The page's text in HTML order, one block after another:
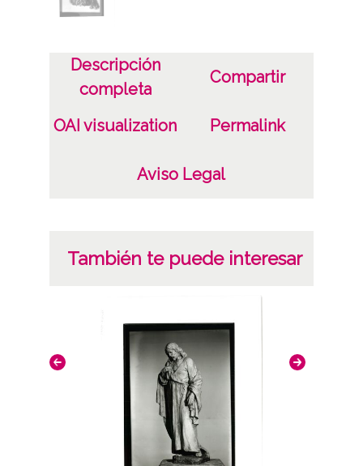
Signatura anterior: M-N 110 Signatura copias:
Carpeta 231 - Positivos 33708 Signatura
CC BY-NC-SA 4.0
Descripción
completa
Compartir
OAI visualization Permalink
Aviso Legal
También te puede interesar